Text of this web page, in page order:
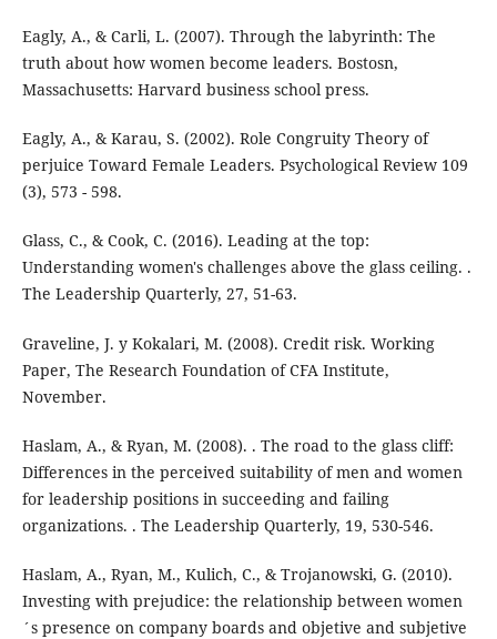
Eagly, A., & Carli, L. (2007). Through the labyrinth: The
truth about how women become leaders. Bostosn,
Massachusetts: Harvard business school press.
Eagly, A., & Karau, S. (2002). Role Congruity Theory of
perjuice Toward Female Leaders. Psychological Review 109
(3), 573 - 598.
Glass, C., & Cook, C. (2016). Leading at the top:
Understanding women's challenges above the glass ceiling. .
The Leadership Quarterly, 27, 51-63.
Graveline, J. y Kokalari, M. (2008). Credit risk. Working
Paper, The Research Foundation of CFA Institute,
November.
Haslam, A., & Ryan, M. (2008). . The road to the glass cliff:
Differences in the perceived suitability of men and women
for leadership positions in succeeding and failing
organizations. . The Leadership Quarterly, 19, 530-546.
Haslam, A., Ryan, M., Kulich, C., & Trojanowski, G. (2010).
Investing with prejudice: the relationship between women
´s presence on company boards and objetive and subjetive